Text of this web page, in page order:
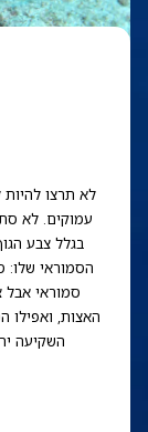
לא תרצו
עמוקים. לא
בגלל צבע
הסמוראי שלו:
סמוראי אבל
האצות, ואפילו
השקיעה